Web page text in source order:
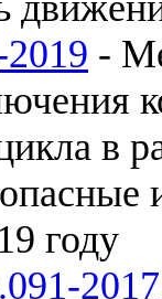
-
в
году
2017